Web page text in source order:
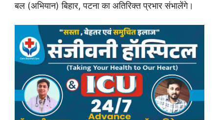
बल (अभियान) बिहार, पटना का अतिरिक्त प्रभार संभालेंगे।